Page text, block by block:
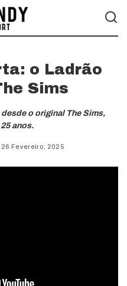
o Ladrão
Sims
o original The Sims,
anos.
26 Fevereiro, 2025